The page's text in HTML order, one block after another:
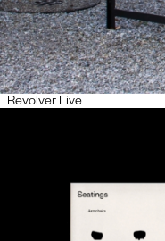
Revolver Live